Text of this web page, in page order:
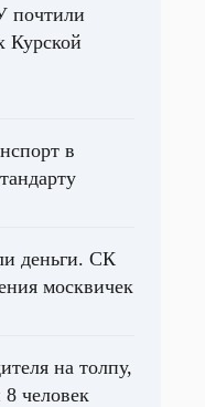
почтили
Курской
в
деньги. СК
москвичек
на толпу,
8 человек